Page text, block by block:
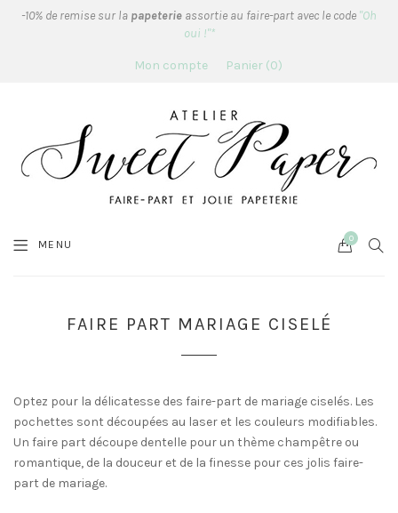
-10% de remise sur la papeterie assortie au faire-part avec le code "Oh
oui !"*
Mon compte Panier 0
MENU Cart
0
FAIRE PART MARIAGE CISELÉ
Optez pour la délicatesse des faire-part de mariage ciselés. Les
pochettes sont découpées au laser et les couleurs modifiables.
Un faire part découpe dentelle pour un thème champêtre ou
romantique, de la douceur et de la finesse pour ces jolis faire-
part de mariage.